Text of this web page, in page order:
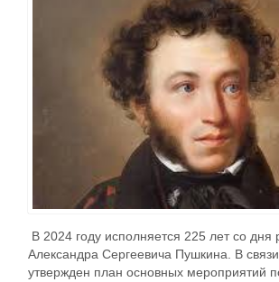
В 2024 году исполняется 225 лет со дня
Александра Сергеевича Пушкина. В
утвержден план основных мероприятий